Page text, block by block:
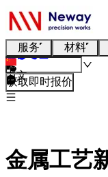
服务 材料
中文
获取即时报价
金属工艺